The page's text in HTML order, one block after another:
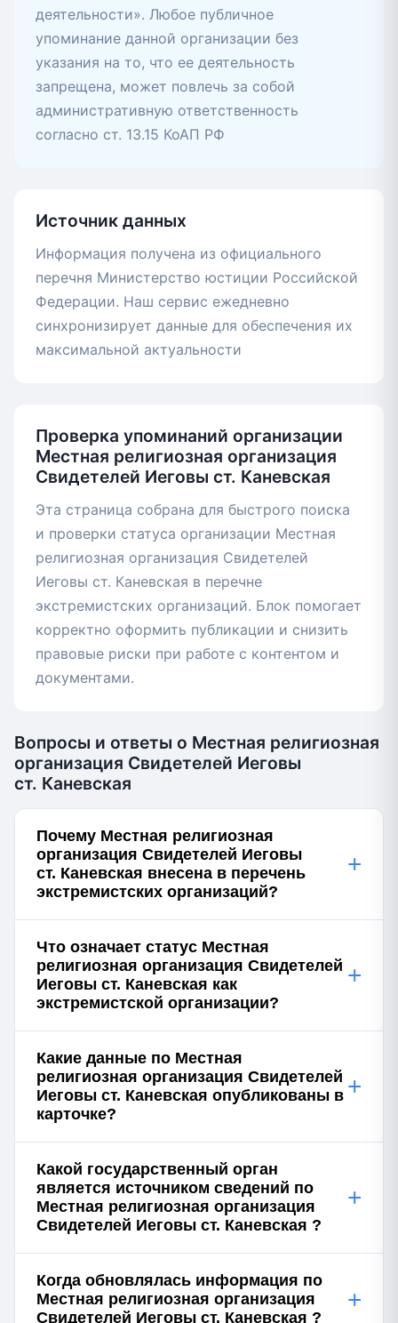
деятельности». Любое публичное
упоминание данной организации без
указания на то, что ее деятельность
запрещена, может повлечь за собой
административную ответственность
согласно ст. 13.15 КоАП РФ
Источник данных
Информация получена из официального
перечня Министерство юстиции Российской
Федерации. Наш сервис ежедневно
синхронизирует данные для обеспечения их
максимальной актуальности
Проверка упоминаний организации
Местная религиозная организация
Свидетелей Иеговы ст. Каневская
Эта страница собрана для быстрого поиска
и проверки статуса организации Местная
религиозная организация Свидетелей
Иеговы ст. Каневская в перечне
экстремистских организаций. Блок помогает
корректно оформить публикации и снизить
правовые риски при работе с контентом и
документами.
Вопросы и ответы о Местная религиозная
организация Свидетелей Иеговы
ст. Каневская
Почему Местная религиозная
организация Свидетелей Иеговы
ст. Каневская внесена в перечень
экстремистских организаций?
+
Что означает статус Местная
религиозная организация Свидетелей
Иеговы ст. Каневская как
экстремистской организации?
+
Какие данные по Местная
религиозная организация Свидетелей
Иеговы ст. Каневская опубликованы в
карточке?
+
Какой государственный орган
является источником сведений по
Местная религиозная организация
Свидетелей Иеговы ст. Каневская ?
+
Когда обновлялась информация по
Местная религиозная организация
Свидетелей Иеговы ст. Каневская ?
+